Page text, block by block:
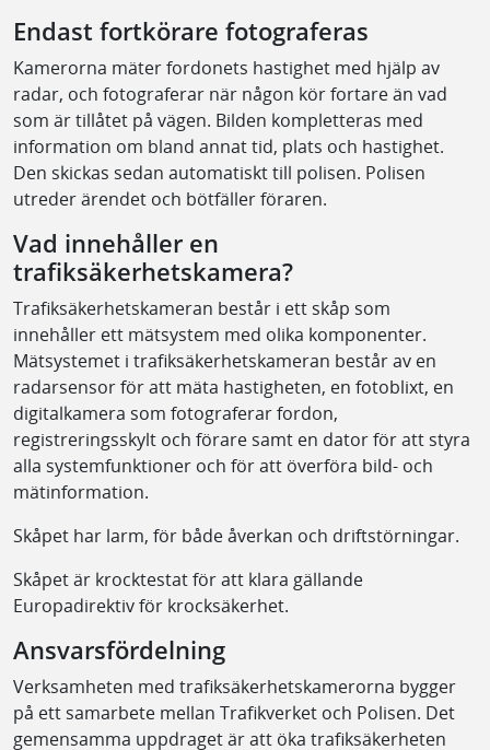
Endast fortkörare fotograferas
Kamerorna mäter fordonets hastighet med hjälp av
radar, och fotograferar när någon kör fortare än vad
som är tillåtet på vägen. Bilden kompletteras med
information om bland annat tid, plats och hastighet.
Den skickas sedan automatiskt till polisen. Polisen
utreder ärendet och bötfäller föraren.
Vad innehåller en
trafiksäkerhetskamera?
Trafiksäkerhetskameran består i ett skåp som
innehåller ett mätsystem med olika komponenter.
Mätsystemet i trafiksäkerhetskameran består av en
radarsensor för att mäta hastigheten, en fotoblixt, en
digitalkamera som fotograferar fordon,
registreringsskylt och förare samt en dator för att styra
alla systemfunktioner och för att överföra bild- och
mätinformation.
Skåpet har larm, för både åverkan och driftstörningar.
Skåpet är krocktestat för att klara gällande
Europadirektiv för krocksäkerhet.
Ansvarsfördelning
Verksamheten med trafiksäkerhetskamerorna bygger
på ett samarbete mellan Trafikverket och Polisen. Det
gemensamma uppdraget är att öka trafiksäkerheten